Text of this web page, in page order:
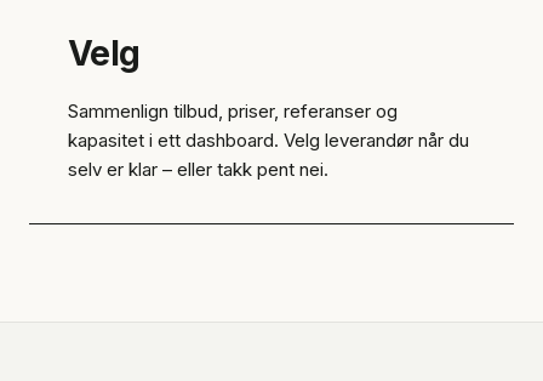
Velg
Sammenlign tilbud, priser, referanser og
kapasitet i ett dashboard. Velg leverandør når du
selv er klar – eller takk pent nei.